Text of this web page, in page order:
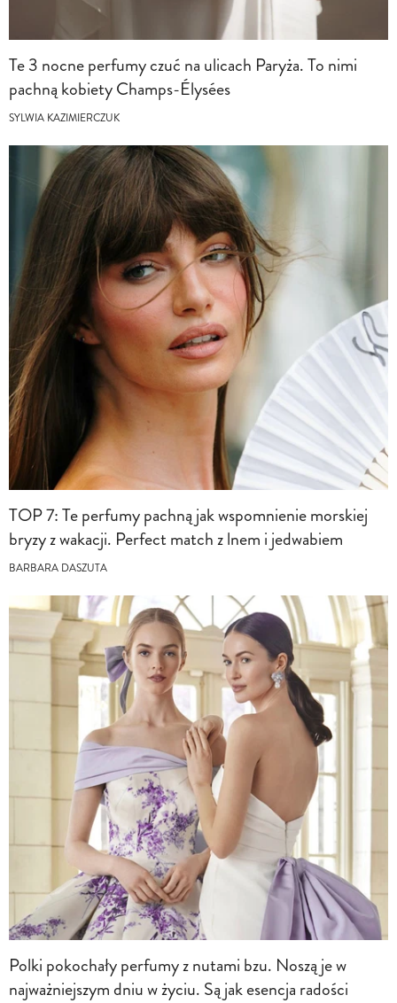
Te 3 nocne perfumy czuć na ulicach Paryża. To nimi
pachną kobiety Champs-Élysées
SYLWIA KAZIMIERCZUK
TOP 7: Te perfumy pachną jak wspomnienie morskiej
bryzy z wakacji. Perfect match z lnem i jedwabiem
BARBARA DASZUTA
Polki pokochały perfumy z nutami bzu. Noszą je w
najważniejszym dniu w życiu. Są jak esencja radości